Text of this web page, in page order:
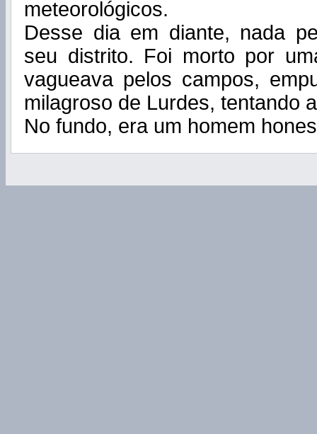
meteorológicos.
Desse dia em diante, nada
seu distrito. Foi morto por
vagueava pelos campos,
milagroso de Lurdes, tentando
No fundo, era um homem